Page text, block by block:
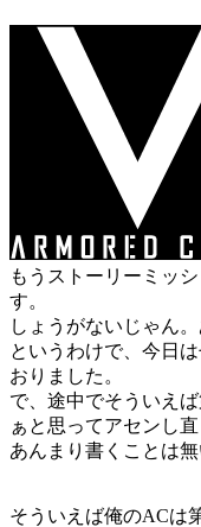
もうストーリーミッ
す。
しょうがないじゃん。
というわけで、今日
おりました。
で、途中でそういえ
ぁと思ってアセンし
あんまり書くことは
そういえば俺のACは